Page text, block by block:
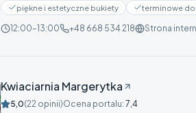
piękne i estetyczne bukiety terminowe
12:00–13:00 +48 668 534 218 Strona
Kwiaciarnia Margerytka
5,0(22 opinii)Ocena portalu: 7,4